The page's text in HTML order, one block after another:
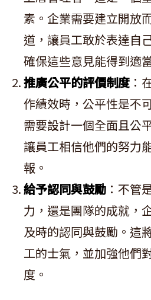
素。企業需要建立開放
道，讓員工敢於表達自
確保這些意見能得到適
推廣公平的評價制度 ：
作績效時，公平性是不
需要設計一個全面且公
讓員工相信他們的努力
報。
給予認同與鼓勵 ：不管
力，還是團隊的成就，
及時的認同與鼓勵。這
工的士氣，並加強他們
度。